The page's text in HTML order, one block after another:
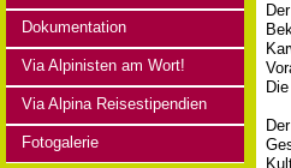
Dokumentation
Via Alpinisten am Wort!
Via Alpina Reisestipendien
Fotogalerie